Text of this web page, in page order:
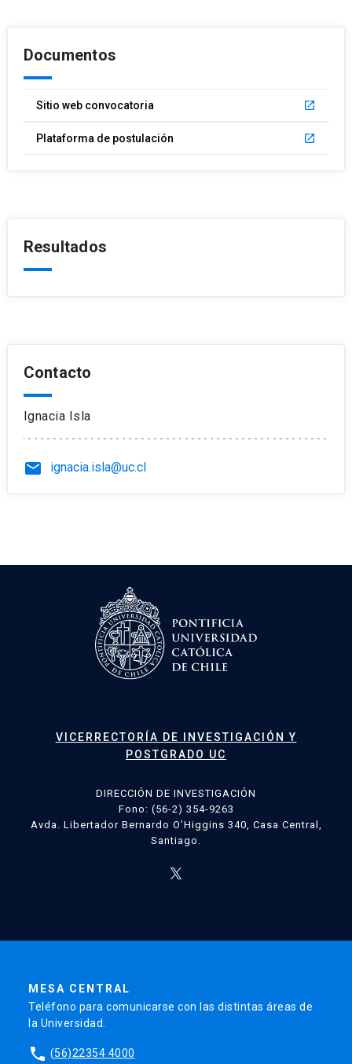
Documentos
Sitio web convocatoria launch
Plataforma de postulación launch
Resultados
Contacto
Ignacia Isla
email ignacia.isla@uc.cl
VICERRECTORÍA DE INVESTIGACIÓN Y
POSTGRADO UC
DIRECCIÓN DE INVESTIGACIÓN
Fono: (56-2) 354-9263
Avda. Libertador Bernardo O’Higgins 340, Casa Central,
Santiago.
MESA CENTRAL
Teléfono para comunicarse con las distintas áreas de
la Universidad.
phone (56)22354 4000